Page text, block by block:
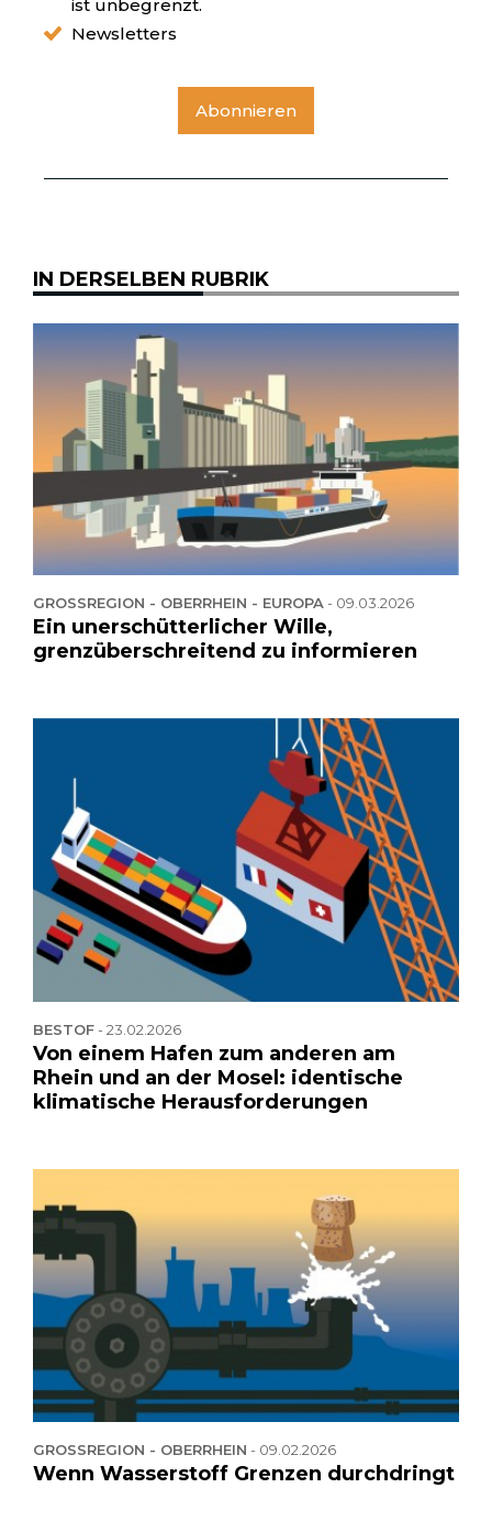
ist unbegrenzt.
Newsletters
Abonnieren
IN DERSELBEN RUBRIK
GROSSREGION - OBERRHEIN - EUROPA - 09.03.2026
Ein unerschütterlicher Wille,
grenzüberschreitend zu informieren
BESTOF-23.02.2026
Von einem Hafen zum anderen am
Rhein und an der Mosel: identische
klimatische Herausforderungen
GROSSREGION - OBERRHEIN - 09.02.2026
Wenn Wasserstoff Grenzen durchdringt